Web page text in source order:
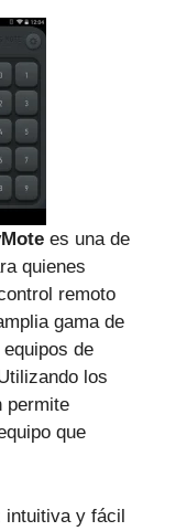
es una de
quienes
remoto
gama de
de
los
permite
que
intuitiva y fácil